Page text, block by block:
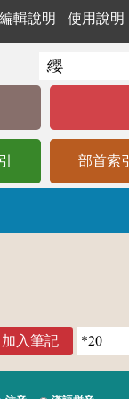
編輯說明 使用說明
部首索引
加入筆記